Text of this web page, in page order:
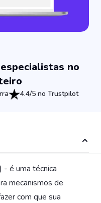
especialistas no
4.4/5 no Trustpilot
- é uma técnica
mecanismos de
com que sua